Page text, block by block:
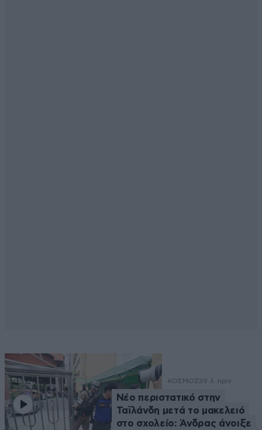
ΚΟΣΜΟΣ39 λ. πριν
Νέο περιστατικό στην
Ταϊλάνδη μετά το μακελειό
στο σχολείο: Άνδρας άνοιξε